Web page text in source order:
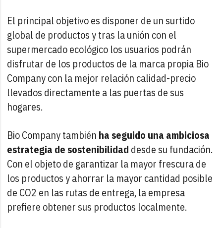
El principal objetivo es disponer de un surtido
global de productos y tras la unión con el
supermercado ecológico los usuarios podrán
disfrutar de los productos de la marca propia Bio
Company con la mejor relación calidad-precio
llevados directamente a las puertas de sus
hogares.
Bio Company también ha seguido una ambiciosa
estrategia de sostenibilidad desde su fundación.
Con el objeto de garantizar la mayor frescura de
los productos y ahorrar la mayor cantidad posible
de CO2 en las rutas de entrega, la empresa
prefiere obtener sus productos localmente.